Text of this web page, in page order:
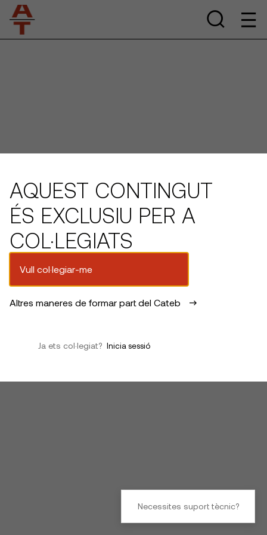
AQUEST CONTINGUT
ÉS EXCLUSIU PER A
COL·LEGIATS
Vull col·legiar-me
Altres maneres de formar part del Cateb
Ja ets col·legiat? Inicia sessió
Necessites suport tècnic?